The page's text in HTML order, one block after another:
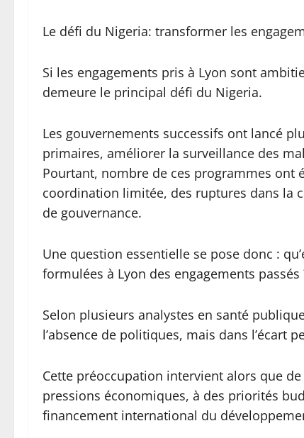
Le défi du Nigeria: transformer les
Si les engagements pris à Lyon sont
demeure le principal défi du Nigeria.
Les gouvernements successifs ont lancé
primaires, améliorer la surveillance des
Pourtant, nombre de ces programmes
coordination limitée, des ruptures dans la
de gouvernance.
Une question essentielle se pose donc :
formulées à Lyon des engagements passés
Selon plusieurs analystes en santé
l’absence de politiques, mais dans l’écart
Cette préoccupation intervient alors que
pressions économiques, à des priorités
financement international du